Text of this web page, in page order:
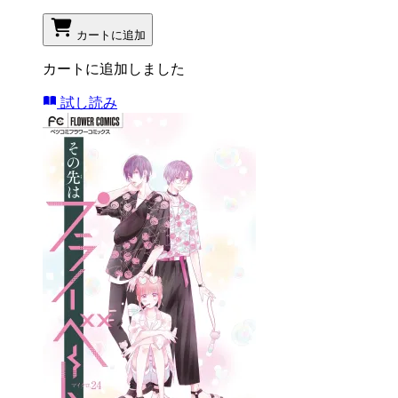
カートに追加
カートに追加しました
試し読み